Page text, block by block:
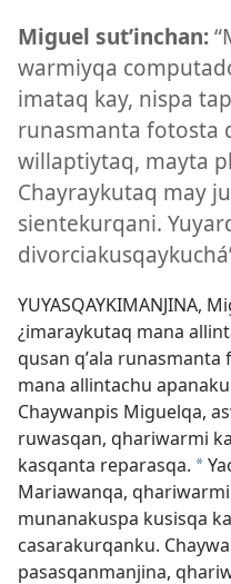
Miguel sutʼinchan:
warmiyqa
imataq kay, nispa
runasmanta fotosta
willaptiytaq, mayta
Chayraykutaq may
sientekurqani.
YUYASQAYKIMANJINA,
¿imaraykutaq mana
qusan qʼala
mana allintachu
Chaywanpis Miguelqa,
ruwasqan, qhariwarmi
kasqanta reparasqa. *
Mariawanqa,
munanakuspa kusisqa
casarakurqanku.
pasasqanmanjina,